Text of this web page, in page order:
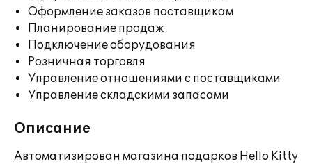
Оформление заказов поставщикам
Планирование продаж
Подключение оборудования
Розничная торговля
Управление отношениями с поставщиками
Управление складскими запасами
Описание
Автоматизирован магазина подарков Hello Kitty